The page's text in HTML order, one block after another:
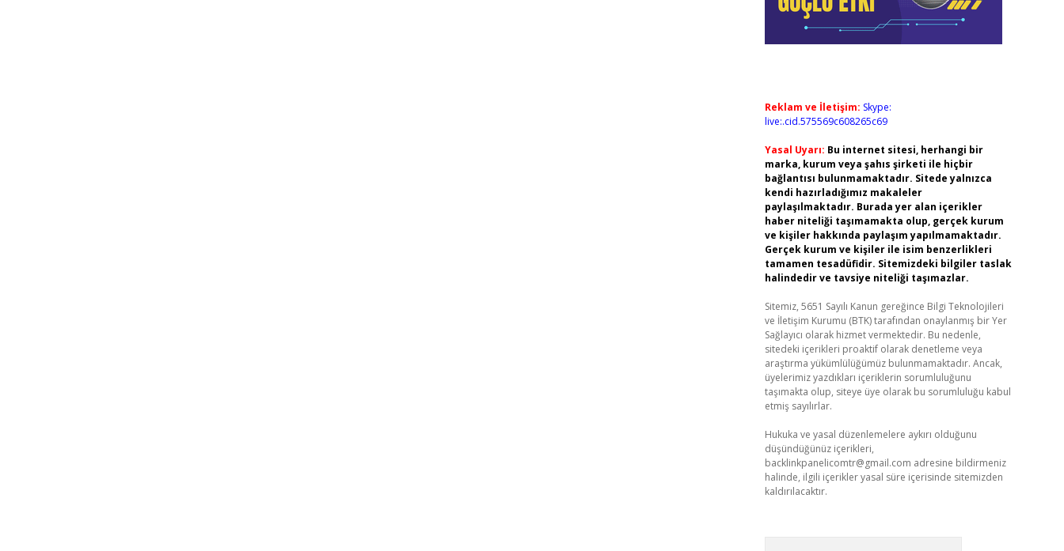
Reklam ve İletişim: Skype:
live:.cid.575569c608265c69
Yasal Uyarı: Bu internet sitesi, herhangi bir
marka, kurum veya şahıs şirketi ile hiçbir
bağlantısı bulunmamaktadır. Sitede yalnızca
kendi hazırladığımız makaleler
paylaşılmaktadır. Burada yer alan içerikler
haber niteliği taşımamakta olup, gerçek kurum
ve kişiler hakkında paylaşım yapılmamaktadır.
Gerçek kurum ve kişiler ile isim benzerlikleri
tamamen tesadüfidir. Sitemizdeki bilgiler taslak
halindedir ve tavsiye niteliği taşımazlar.
Sitemiz, 5651 Sayılı Kanun gereğince Bilgi Teknolojileri
ve İletişim Kurumu (BTK) tarafından onaylanmış bir Yer
Sağlayıcı olarak hizmet vermektedir. Bu nedenle,
sitedeki içerikleri proaktif olarak denetleme veya
araştırma yükümlülüğümüz bulunmamaktadır. Ancak,
üyelerimiz yazdıkları içeriklerin sorumluluğunu
taşımakta olup, siteye üye olarak bu sorumluluğu kabul
etmiş sayılırlar.
Hukuka ve yasal düzenlemelere aykırı olduğunu
düşündüğünüz içerikleri,
backlinkpanelicomtr@gmail.com adresine bildirmeniz
halinde, ilgili içerikler yasal süre içerisinde sitemizden
kaldırılacaktır.